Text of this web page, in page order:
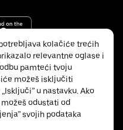
kolačiće trećih
relevantne oglase i
pamteći tvoju
možeš isključiti
u nastavku. Ako
odustati od
svojih podataka